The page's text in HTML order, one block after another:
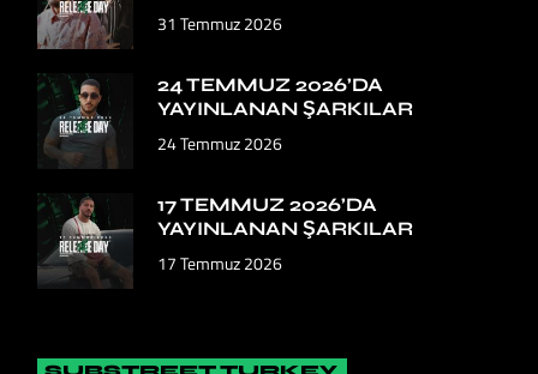
31 Temmuz 2026
24 TEMMUZ 2026’DA
YAYINLANAN ŞARKILAR
24 Temmuz 2026
17 TEMMUZ 2026’DA
YAYINLANAN ŞARKILAR
17 Temmuz 2026